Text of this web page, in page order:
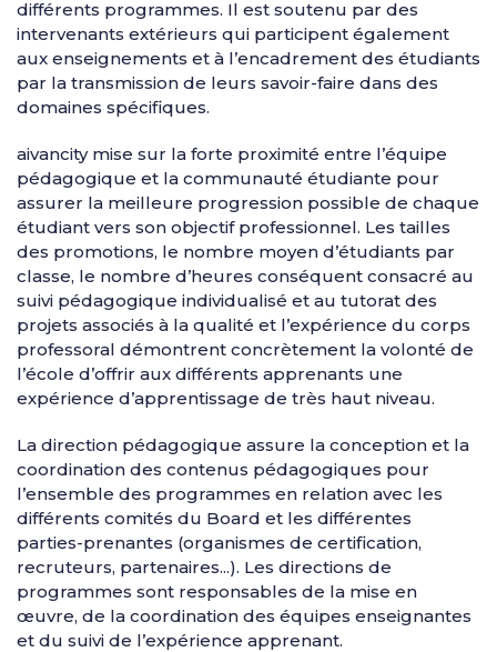
différents programmes. Il est soutenu par des
intervenants extérieurs qui participent également
aux enseignements et à l’encadrement des étudiants
par la transmission de leurs savoir-faire dans des
domaines spécifiques.
aivancity mise sur la forte proximité entre l’équipe
pédagogique et la communauté étudiante pour
assurer la meilleure progression possible de chaque
étudiant vers son objectif professionnel. Les tailles
des promotions, le nombre moyen d’étudiants par
classe, le nombre d’heures conséquent consacré au
suivi pédagogique individualisé et au tutorat des
projets associés à la qualité et l’expérience du corps
professoral démontrent concrètement la volonté de
l’école d’offrir aux différents apprenants une
expérience d’apprentissage de très haut niveau.
La direction pédagogique assure la conception et la
coordination des contenus pédagogiques pour
l’ensemble des programmes en relation avec les
différents comités du Board et les différentes
parties-prenantes (organismes de certification,
recruteurs, partenaires...). Les directions de
programmes sont responsables de la mise en
œuvre, de la coordination des équipes enseignantes
et du suivi de l’expérience apprenant.